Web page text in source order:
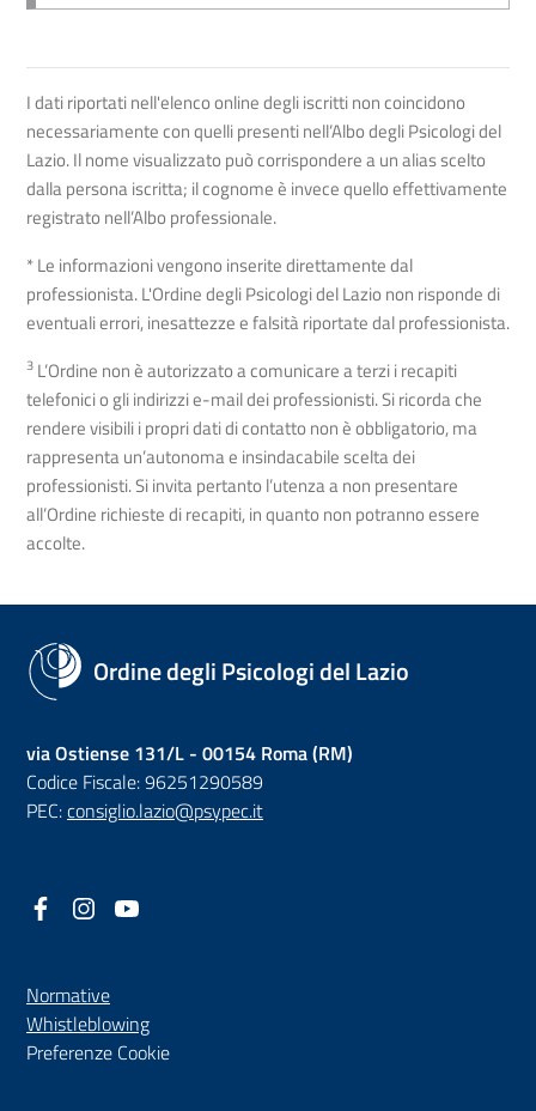
I dati riportati nell'elenco online degli iscritti non coincidono
necessariamente con quelli presenti nell’Albo degli Psicologi del
Lazio. Il nome visualizzato può corrispondere a un alias scelto
dalla persona iscritta; il cognome è invece quello effettivamente
registrato nell’Albo professionale.
* Le informazioni vengono inserite direttamente dal
professionista. L'Ordine degli Psicologi del Lazio non risponde di
eventuali errori, inesattezze e falsità riportate dal professionista.
3 L’Ordine non è autorizzato a comunicare a terzi i recapiti
telefonici o gli indirizzi e-mail dei professionisti. Si ricorda che
rendere visibili i propri dati di contatto non è obbligatorio, ma
rappresenta un’autonoma e insindacabile scelta dei
professionisti. Si invita pertanto l’utenza a non presentare
all’Ordine richieste di recapiti, in quanto non potranno essere
accolte.
Ordine degli Psicologi del Lazio
via Ostiense 131/L - 00154 Roma (RM)
Codice Fiscale: 96251290589
PEC:consiglio.lazio@psypec.it
Facebook
(nuova scheda - new tab)
Instagram
(nuova scheda - new tab)
Normative
Whistleblowing(nuova scheda - new tab)
Preferenze Cookie